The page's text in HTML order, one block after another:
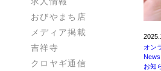
おびやまち店
メディア掲載
吉祥寺
クロヤギ通信
オン
News
お知